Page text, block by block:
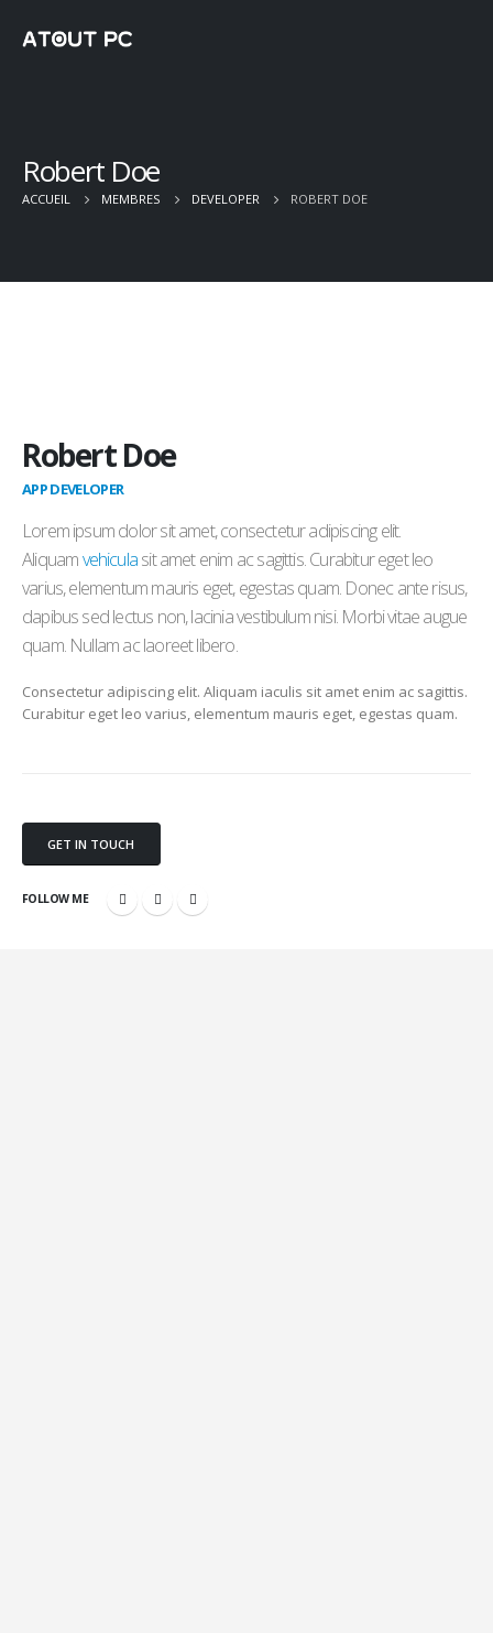
Robert Doe
ACCUEIL MEMBRES DEVELOPER ROBERT DOE
Robert Doe
APP DEVELOPER
Lorem ipsum dolor sit amet, consectetur adipiscing elit.
Aliquamvehiculasit amet enim ac sagittis. Curabitur eget leo
varius, elementum mauris eget, egestas quam. Donec ante risus,
dapibus sed lectus non, lacinia vestibulum nisi. Morbi vitae augue
quam. Nullam ac laoreet libero.
Consectetur adipiscing elit. Aliquam iaculis sit amet enim ac sagittis.
Curabitur eget leo varius, elementum mauris eget, egestas quam.
GET IN TOUCH
FOLLOW ME